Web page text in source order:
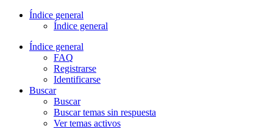
Índice general
Índice general
Índice general
FAQ
Registrarse
Identificarse
Buscar
Buscar
Buscar temas sin respuesta
Ver temas activos